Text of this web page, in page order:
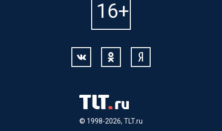
© 1998-2026, TLT.ru